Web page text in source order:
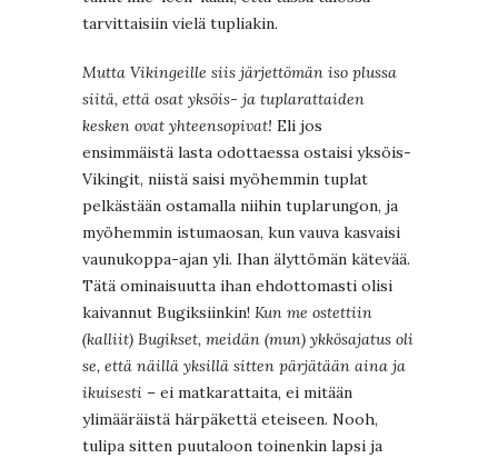
tarvittaisiin vielä tupliakin.
Mutta Vikingeille siis järjettömän iso plussa
siitä, että osat yksöis- ja tuplarattaiden
kesken ovat yhteensopivat! Eli jos
ensimmäistä lasta odottaessa ostaisi yksöis-
Vikingit, niistä saisi myöhemmin tuplat
pelkästään ostamalla niihin tuplarungon, ja
myöhemmin istumaosan, kun vauva kasvaisi
vaunukoppa-ajan yli. Ihan älyttömän kätevää.
Tätä ominaisuutta ihan ehdottomasti olisi
kaivannut Bugiksiinkin! Kun me ostettiin
(kalliit) Bugikset, meidän (mun) ykkösajatus oli
se, että näillä yksillä sitten pärjätään aina ja
ikuisesti – ei matkarattaita, ei mitään
ylimääräistä härpäkettä eteiseen. Nooh,
tulipa sitten puutaloon toinenkin lapsi ja